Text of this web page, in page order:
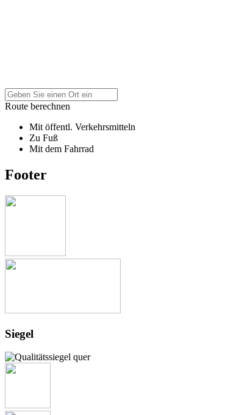
Route berechnen
Mit öffentl. Verkehrsmitteln
Zu Fuß
Mit dem Fahrrad
Footer
Siegel